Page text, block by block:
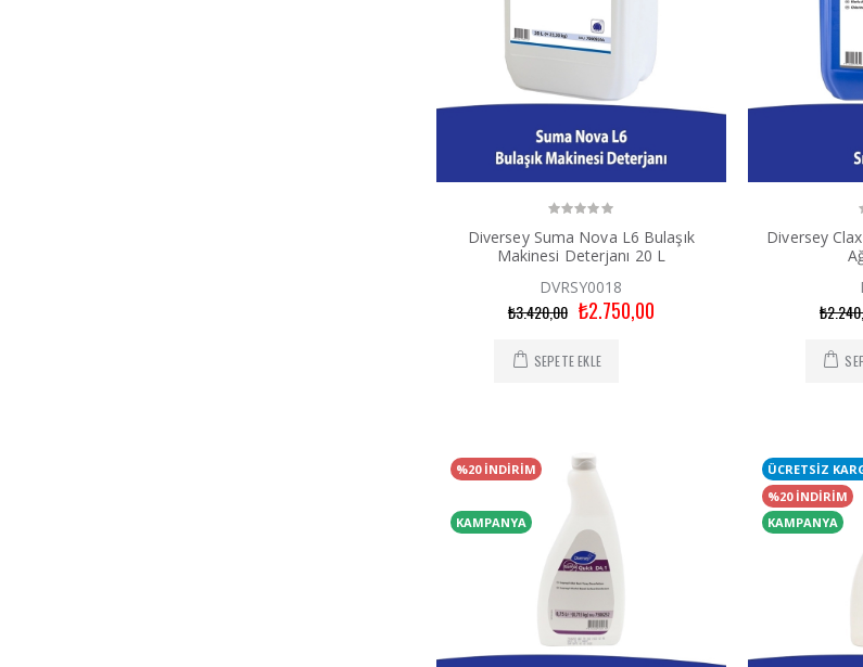
Diversey Suma Nova L6 Bulaşık
Makinesi Deterjanı 20 L
DVRSY0018
₺3.420,00 ₺2.750,00
SEPETE EKLE
Diversey
%20 İNDİRİM
KAMPANYA
ÜCRETSİZ
%20 İNDİRİM
KAMPANYA